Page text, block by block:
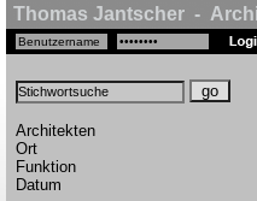
Thomas Jantscher -
Architekten
Ort
Funktion
Datum